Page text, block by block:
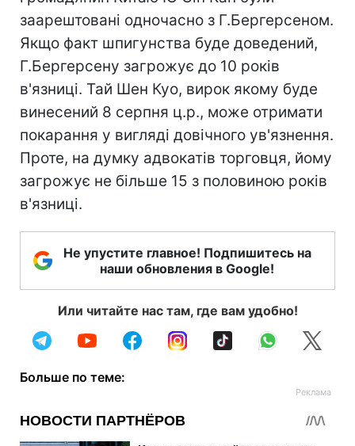
заарештовані одночасно з Г.Бергерсеном.
Якщо факт шпигунства буде доведений,
Г.Бергерсену загрожує до 10 років
в'язниці. Тай Шен Куо, вирок якому буде
винесений 8 серпня ц.р., може отримати
покарання у вигляді довічного ув'язнення.
Проте, на думку адвокатів торговця, йому
загрожує не більше 15 з половиною років
в'язниці.
Не упустите главное! Подпишитесь на
наши обновления в Google!
Или читайте нас там, где вам удобно!
Больше по теме: